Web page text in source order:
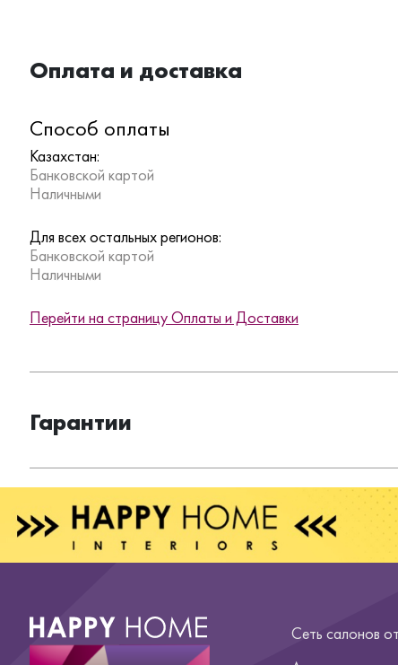
Оплата и доставка
Способ оплаты
Казахстан:
Банковской картой
Наличными
Для всех остальных регионов:
Банковской картой
Наличными
Перейти на страницу Оплаты и Доставки
Гарантии
Сеть салонов